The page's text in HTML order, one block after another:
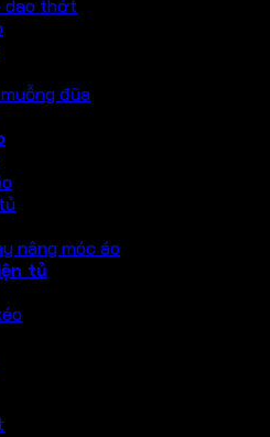
dao thớt
đũa
nâng móc áo
tủ